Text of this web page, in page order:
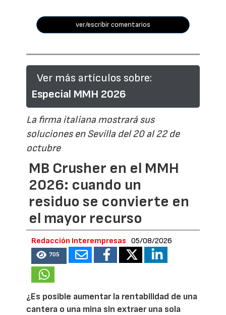
ver/escribir comentarios
Ver más artículos sobre:
Especial MMH 2026
La firma italiana mostrará sus
soluciones en Sevilla del 20 al 22 de
octubre
MB Crusher en el MMH
2026: cuando un
residuo se convierte en
el mayor recurso
Redacción Interempresas 05/08/2026
705
¿Es posible aumentar la rentabilidad de una
cantera o una mina sin extraer una sola